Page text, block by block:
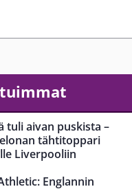
tuli aivan puskista –
tähtitoppari
Liverpooliin
Englannin